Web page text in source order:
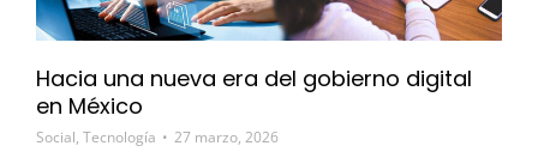
Hacia una nueva era del gobierno digital
en México
Social, Tecnología 27 marzo, 2026